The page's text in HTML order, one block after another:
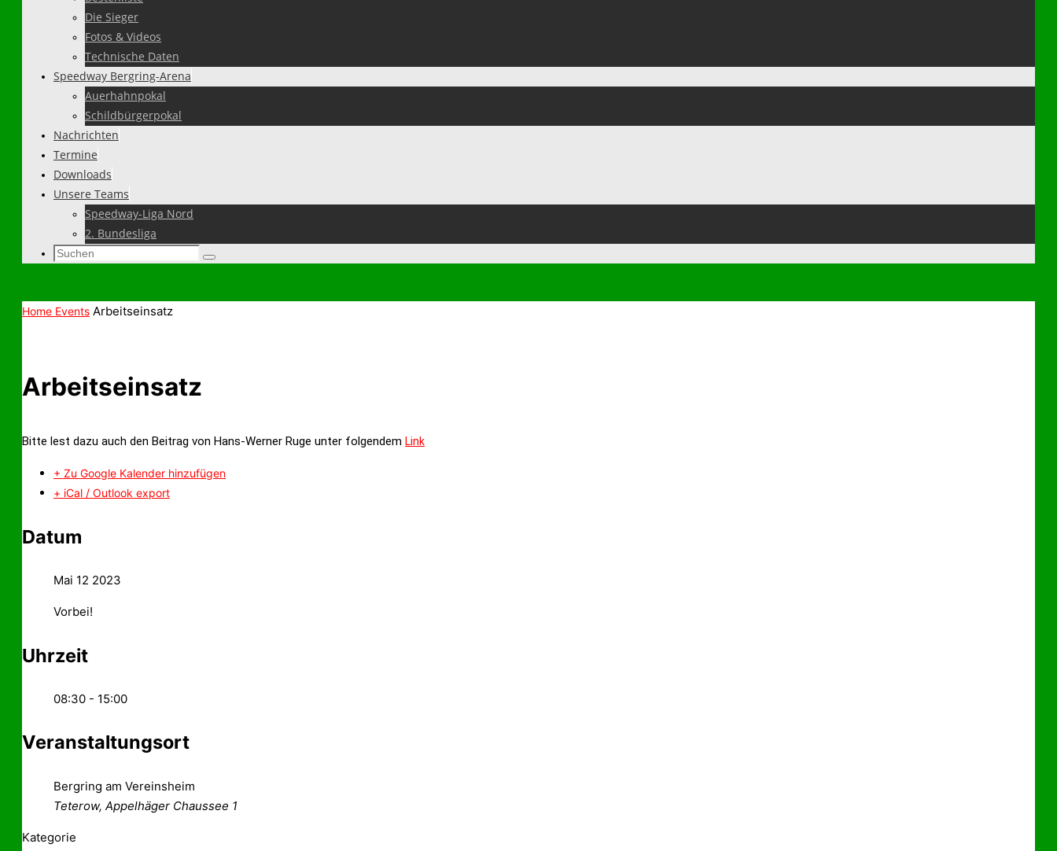
Die Sieger
Fotos & Videos
Technische Daten
Speedway Bergring-Arena
Auerhahnpokal
Schildbürgerpokal
Nachrichten
Termine
Downloads
Unsere Teams
Speedway-Liga Nord
2. Bundesliga
Suchen
Suchen
Home Events Arbeitseinsatz
Arbeitseinsatz
Bitte lest dazu auch den Beitrag von Hans-Werner Ruge unter folgendem Link
+ Zu Google Kalender hinzufügen
+ iCal / Outlook export
Datum
Mai 12 2023
Vorbei!
Uhrzeit
08:30 - 15:00
Veranstaltungsort
Bergring am Vereinsheim
Teterow, Appelhäger Chaussee 1
Kategorie